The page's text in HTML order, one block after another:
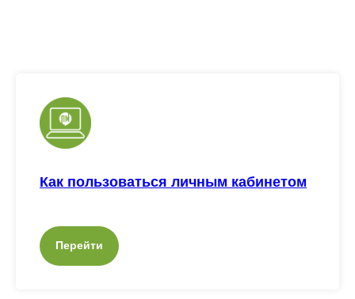
Как пользоваться личным кабинетом
Перейти